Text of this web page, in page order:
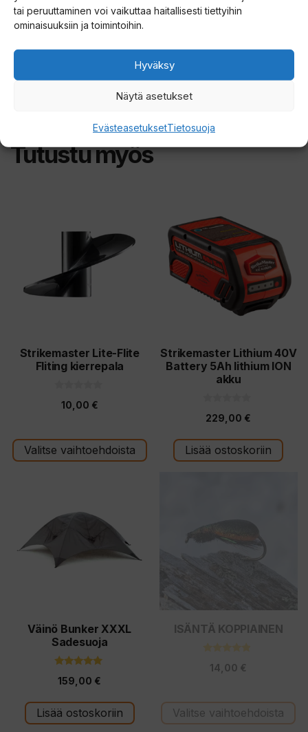
tai peruuttaminen voi vaikuttaa haitallisesti tiettyihin
ominaisuuksiin ja toimintoihin.
Hyväksy
Näytä asetukset
EvästeasetuksetTietosuoja
No. 8 = iso ruutu 6cm
Tutustu myös
Strikemaster Lite-Flite
Fliting kierrepala
ä
10,00 €
Valitse vaihtoehdoista
muunnelma.
Voit
tuotteen
sivulla.
Strikemaster Lithium 40V
Battery 5Ah lithium ION
akku
5
s
t
ä
229,00 €
Lisää ostoskoriin
Väinö Bunker XXXL
Sadesuoja
5:stä
159,00 €
Lisää ostoskoriin
ISÄNTÄ KOPPIAINEN
5:stä
14,00 €
Valitse vaihtoehdoista
useampi
valinnat
tuotteen